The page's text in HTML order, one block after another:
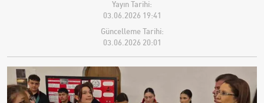
Yayın Tarihi:
03.06.2026 19:41
Güncelleme Tarihi:
03.06.2026 20:01